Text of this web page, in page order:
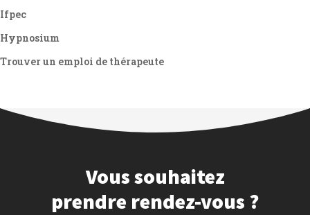
Ifpec
Hypnosium
Trouver un emploi de thérapeute
Vous souhaitez
prendre rendez-vous ?